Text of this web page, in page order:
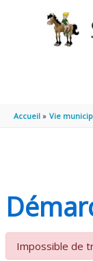
Accueil Vie
Impossible de